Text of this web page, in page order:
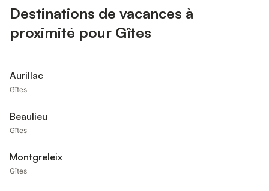
Destinations de vacances à
proximité pour Gîtes
Aurillac
Gîtes
Beaulieu
Gîtes
Montgreleix
Gîtes